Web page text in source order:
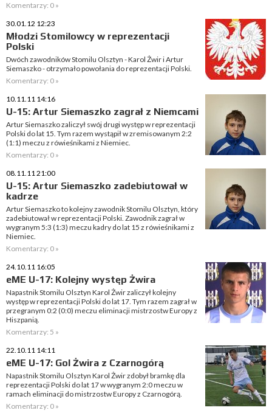
Komentarzy: 0 »
30.01.12 12:23
Młodzi Stomilowcy w reprezentacji
Polski
Dwóch zawodników Stomilu Olsztyn - Karol Żwir i Artur
Siemaszko - otrzymało powołania do reprezentacji Polski.
Komentarzy: 0 »
10.11.11 14:16
U-15: Artur Siemaszko zagrał z Niemcami
Artur Siemaszko zaliczył swój drugi występ w reprezentacji
Polski do lat 15. Tym razem wystąpił w zremisowanym 2:2
(1:1) meczu z rówieśnikami z Niemiec.
Komentarzy: 0 »
08.11.11 21:00
U-15: Artur Siemaszko zadebiutował w
kadrze
Artur Siemaszko to kolejny zawodnik Stomilu Olsztyn, który
zadebiutował w reprezentacji Polski. Zawodnik zagrał w
wygranym 5:3 (1:3) meczu kadry do lat 15 z rówieśnikami z
Niemiec.
Komentarzy: 0 »
24.10.11 16:05
eME U-17: Kolejny występ Żwira
Napastnik Stomilu Olsztyn Karol Żwir zaliczył kolejny
występ w reprezentacji Polski do lat 17. Tym razem zagrał w
przegranym 0:2 (0:0) meczu eliminacji mistrzostw Europy z
Hiszpanią.
Komentarzy: 5 »
22.10.11 14:11
eME U-17: Gol Żwira z Czarnogórą
Napastnik Stomilu Olsztyn Karol Żwir zdobył bramkę dla
reprezentacji Polski do lat 17 w wygranym 2:0 meczu w
ramach eliminacji do mistrzostw Europy z Czarnogórą.
Komentarzy: 0 »